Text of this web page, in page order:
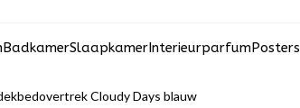
BadkamerSlaapkamerInterieurparfumPosters
Cloudy Days blauw